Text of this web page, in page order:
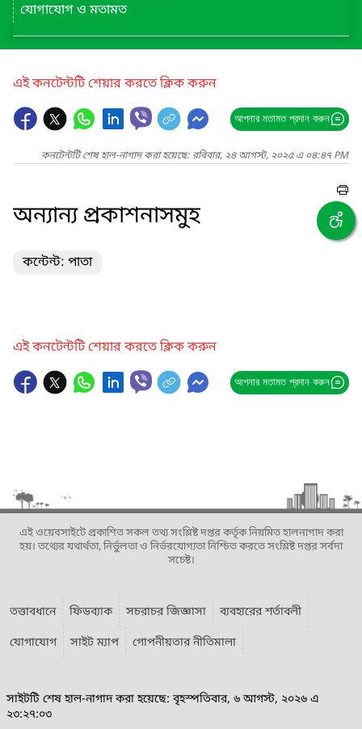
যোগাযোগ ও মতামত
এই কনটেন্টটি শেয়ার করতে ক্লিক করুন
আপনার মতামত প্রদান করুন
কনটেন্টটি শেষ হাল-নাগাদ করা হয়েছে: রবিবার, ২৪ আগস্ট, ২০২৫ এ ০৪:৪৭ PM
অন্যান্য প্রকাশনাসমুহ
কন্টেন্ট: পাতা
এই কনটেন্টটি শেয়ার করতে ক্লিক করুন
আপনার মতামত প্রদান করুন
এই ওয়েবসাইটে প্রকাশিত সকল তথ্য সংশ্লিষ্ট দপ্তর কর্তৃক নিয়মিত হালনাগাদ করা
হয়। তথ্যের যথার্থতা, নির্ভুলতা ও নির্ভরযোগ্যতা নিশ্চিত করতে সংশ্লিষ্ট দপ্তর সর্বদা
সচেষ্ট।
তত্তাবধানে ফিডব্যাক সচরাচর জিজ্ঞাসা
ব্যবহারের শর্তাবলী
যোগাযোগ
সাইট ম্যাপ গোপনীয়তার নীতিমালা
সাইটটি শেষ হাল-নাগাদ করা হয়েছে: বৃহস্পতিবার, ৬ আগস্ট, ২০২৬ এ
২৩:২৭:০৩